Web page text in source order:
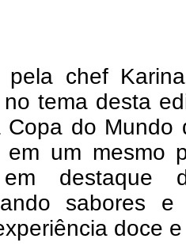
pela chef
tema desta
Copa do Mundo
em um mesmo
destaque
sabores e
doce